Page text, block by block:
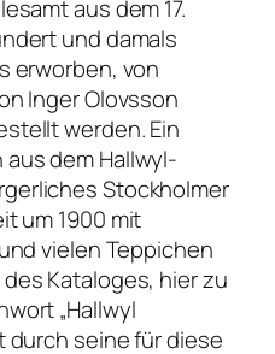
aus dem 17.
und damals
erworben, von
Inger Olovsson
werden. Ein
dem Hallwyl-
Stockholmer
um 1900 mit
vielen Teppichen
Kataloges, hier zu
„Hallwyl
durch seine für diese